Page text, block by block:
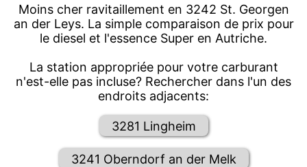
Moins cher ravitaillement en 3242 St. Georgen
an der Leys. La simple comparaison de prix pour
le diesel et l'essence Super en Autriche.
La station appropriée pour votre carburant
n'est-elle pas incluse? Rechercher dans l'un des
endroits adjacents:
3281 Lingheim
3241 Oberndorf an der Melk